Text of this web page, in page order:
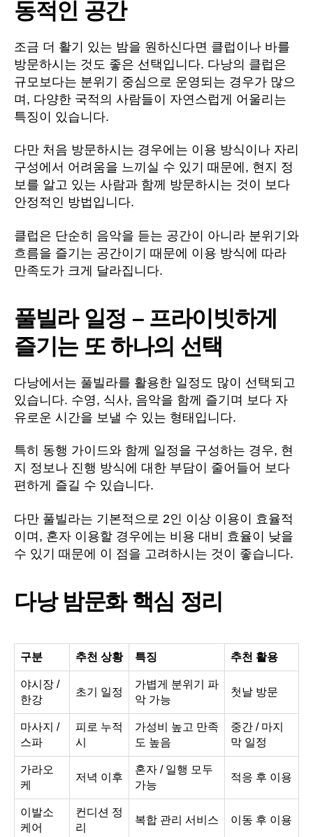
동적인 공간
조금 더 활기 있는 밤을 원하신다면 클럽이나 바를
방문하시는 것도 좋은 선택입니다. 다낭의 클럽은
규모보다는 분위기 중심으로 운영되는 경우가 많으
며, 다양한 국적의 사람들이 자연스럽게 어울리는
특징이 있습니다.
다만 처음 방문하시는 경우에는 이용 방식이나 자리
구성에서 어려움을 느끼실 수 있기 때문에, 현지 정
보를 알고 있는 사람과 함께 방문하시는 것이 보다
안정적인 방법입니다.
클럽은 단순히 음악을 듣는 공간이 아니라 분위기와
흐름을 즐기는 공간이기 때문에 이용 방식에 따라
만족도가 크게 달라집니다.
풀빌라 일정 – 프라이빗하게
즐기는 또 하나의 선택
다낭에서는 풀빌라를 활용한 일정도 많이 선택되고
있습니다. 수영, 식사, 음악을 함께 즐기며 보다 자
유로운 시간을 보낼 수 있는 형태입니다.
특히 동행 가이드와 함께 일정을 구성하는 경우, 현
지 정보나 진행 방식에 대한 부담이 줄어들어 보다
편하게 즐길 수 있습니다.
다만 풀빌라는 기본적으로 2인 이상 이용이 효율적
이며, 혼자 이용할 경우에는 비용 대비 효율이 낮을
수 있기 때문에 이 점을 고려하시는 것이 좋습니다.
다낭 밤문화 핵심 정리
구분 추천 상황 특징 추천 활용
야시장 /
한강
초기 일정
가볍게 분위기 파
악 가능
첫날 방문
마사지 /
스파
피로 누적
시
가성비 높고 만족
도 높음
중간 / 마지
막 일정
가라오
케
저녁 이후
혼자 / 일행 모두
가능
적응 후 이용
이발소
케어
컨디션 정
리
복합 관리 서비스 이동 후 이용